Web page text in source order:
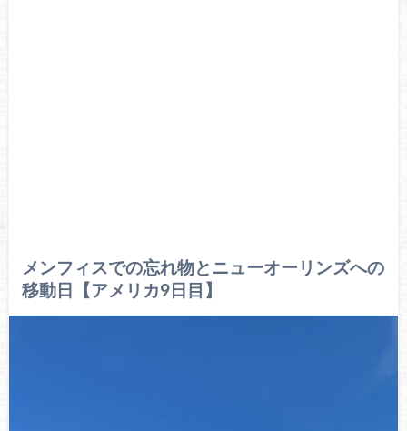
メンフィスでの忘れ物とニューオーリンズへの
移動日【アメリカ9日目】